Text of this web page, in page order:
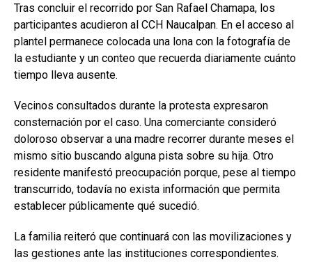
Tras concluir el recorrido por San Rafael Chamapa, los
participantes acudieron al CCH Naucalpan. En el acceso al
plantel permanece colocada una lona con la fotografía de
la estudiante y un conteo que recuerda diariamente cuánto
tiempo lleva ausente.
Vecinos consultados durante la protesta expresaron
consternación por el caso. Una comerciante consideró
doloroso observar a una madre recorrer durante meses el
mismo sitio buscando alguna pista sobre su hija. Otro
residente manifestó preocupación porque, pese al tiempo
transcurrido, todavía no exista información que permita
establecer públicamente qué sucedió.
La familia reiteró que continuará con las movilizaciones y
las gestiones ante las instituciones correspondientes.